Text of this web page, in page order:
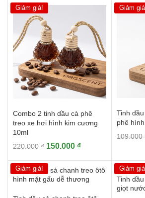
Giảm giá!
Combo 2 tinh dầu cà phê
treo xe hơi hình kim cương
10ml
220.000₫ Giá
là:
220.000 ₫.
150.000 ₫Giá
tại
là:
150.000 ₫.
Giảm
Tinh
phê
109.000
Giảm giá! Giảm